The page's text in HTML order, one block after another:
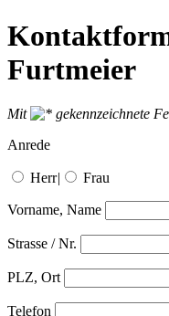
Furtmeier
Mit
gekennzeichnete
Anrede
Herr| Frau
Vorname, Name
Strasse / Nr.
PLZ, Ort
Telefon